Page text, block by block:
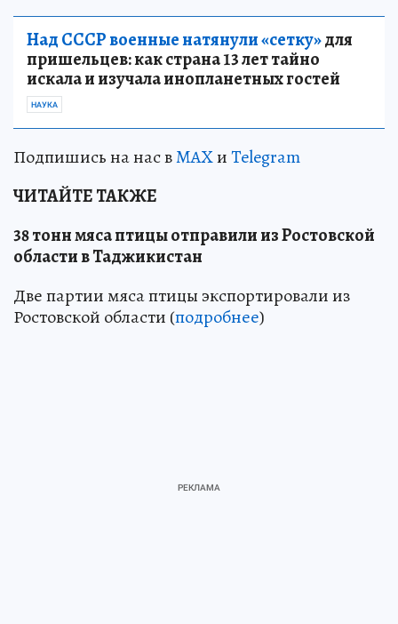
Над СССР военные натянули «сетку»для
пришельцев: как страна 13 лет тайно
искала и изучала инопланетных гостей
НАУКА
Подпишись на нас вMAXиTelegram
ЧИТАЙТЕ ТАКЖЕ
38 тонн мяса птицы отправили из Ростовской
области в Таджикистан
Две партии мяса птицы экспортировали из
Ростовской области (подробнее)